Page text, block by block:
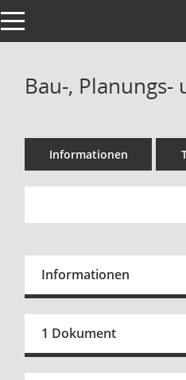
Toggle navigation
Bau-,
Informationen
Informationen
1 Dokument